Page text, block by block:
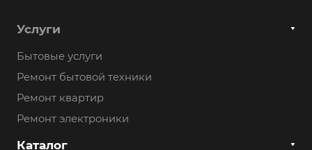
Услуги
Бытовые услуги
Ремонт бытовой техники
Ремонт квартир
Ремонт электроники
Каталог